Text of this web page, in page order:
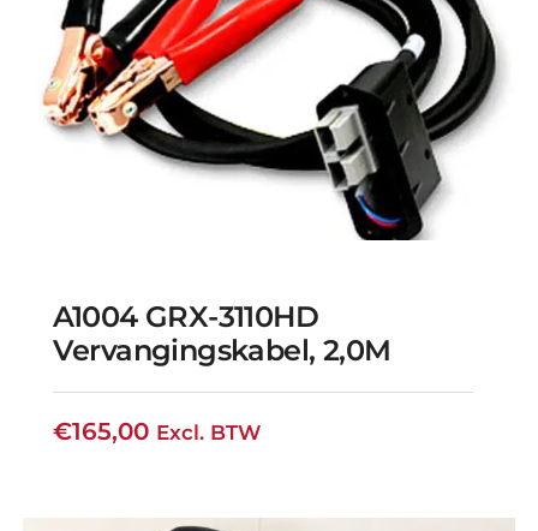
A1004 GRX-3110HD
Vervangingskabel, 2,0M
€165,00 Excl. BTW